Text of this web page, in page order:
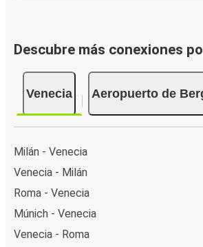
Descubre más conexiones
Venecia Aeropuerto de
Milán - Venecia
Venecia - Milán
Roma - Venecia
Múnich - Venecia
Venecia - Roma